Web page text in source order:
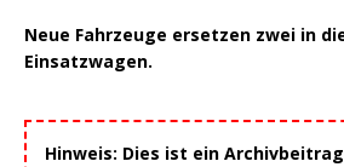
Neue Fahrzeuge ersetzen zwei in
Einsatzwagen.
Hinweis: Dies ist ein